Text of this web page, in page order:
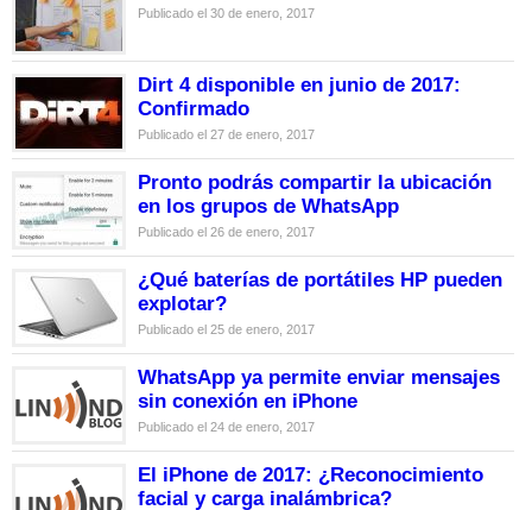
Publicado el 30 de enero, 2017
Dirt 4 disponible en junio de 2017:
Confirmado
Publicado el 27 de enero, 2017
Pronto podrás compartir la ubicación
en los grupos de WhatsApp
Publicado el 26 de enero, 2017
¿Qué baterías de portátiles HP pueden
explotar?
Publicado el 25 de enero, 2017
WhatsApp ya permite enviar mensajes
sin conexión en iPhone
Publicado el 24 de enero, 2017
El iPhone de 2017: ¿Reconocimiento
facial y carga inalámbrica?